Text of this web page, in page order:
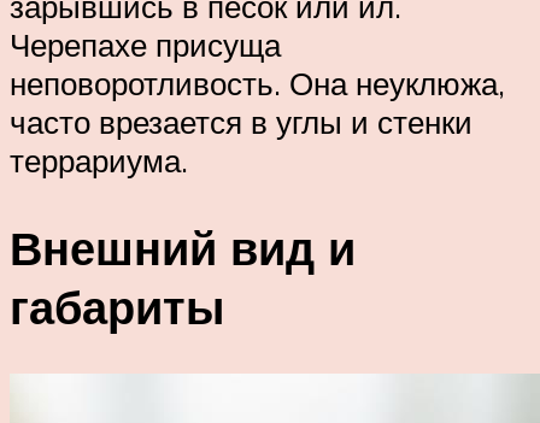
Черепахе присуща
неповоротливость. Она неуклюжа,
часто врезается в углы и стенки
террариума.
Внешний вид и
габариты